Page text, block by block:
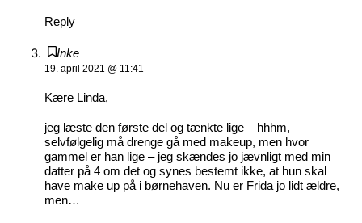
Reply
Inke
19. april 2021 @ 11:41
Kære Linda,
jeg læste den første del og tænkte lige – hhhm,
selvfølgelig må drenge gå med makeup, men hvor
gammel er han lige – jeg skændes jo jævnligt med min
datter på 4 om det og synes bestemt ikke, at hun skal
have make up på i børnehaven. Nu er Frida jo lidt ældre,
men…